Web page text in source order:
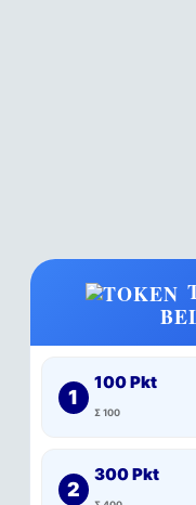
1
100 Pkt
Σ 100
2
300 Pkt